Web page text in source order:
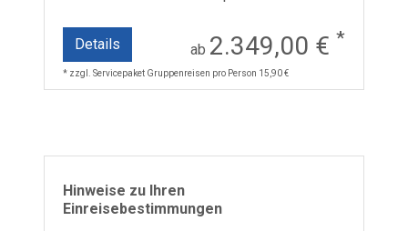
Details ab 2.349,00 € *
* zzgl. Servicepaket Gruppenreisen pro Person 15,90 €
Hinweise zu Ihren
Einreisebestimmungen